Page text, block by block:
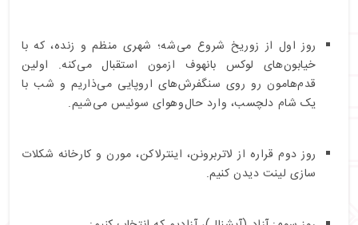
روز اول از زوریخ شروع می‌شه؛ شهری منظم و زنده، که با
خیابون‌های لوکس بانهوف ازمون استقبال می‌کنه. اولین
قدم‌هامون رو روی سنگفرش‌های اروپایی می‌ذاریم و شب با
یک شام دلچسب، وارد حال‌و‌هوای سوئیس می‌شیم.
روز دوم قراره از لاتربرونن، اینترلاکن، مورن و کارخانه شکلات
سازی لینت دیدن کنیم.